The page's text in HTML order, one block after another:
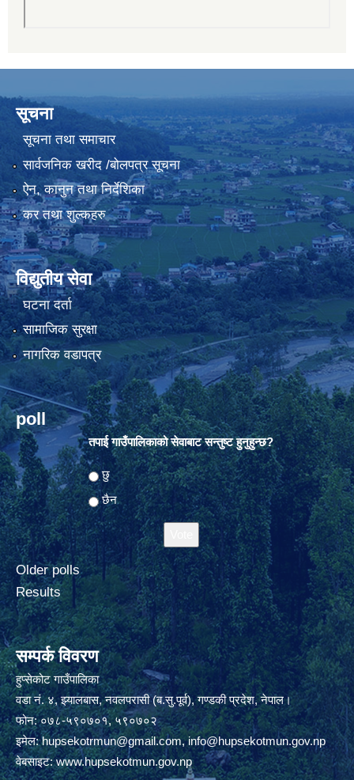
सूचना
सूचना तथा समाचार
सार्वजनिक खरीद /बोलपत्र सूचना
ऐन, कानुन तथा निर्देशिका
कर तथा शुल्कहरु
विद्युतीय सेवा
घटना दर्ता
सामाजिक सुरक्षा
नागरिक वडापत्र
poll
तपाई गाउँपालिकाको सेवाबाट सन्तुष्ट हुनुहुन्छ?
Choices
छु
छैन
Older polls
Results
सम्पर्क विवरण
हुप्सेकोट गाउँपालिका
वडा नं. ४, झ्यालबास, नवलपरासी (ब.सु.पूर्व), गण्डकी प्रदेश, नेपाल।
फोन: ०७८-५९०७०१, ५९०७०२
इमेल:hupsekotrmun@gmail.com,info@hupsekotmun.gov.np
वेबसाइट:www.hupsekotmun.gov.np